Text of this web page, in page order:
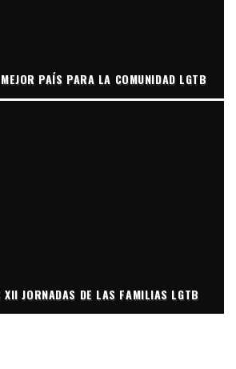
PAÍS PARA LA COMUNIDAD LGTB
JORNADAS DE LAS FAMILIAS LGTB